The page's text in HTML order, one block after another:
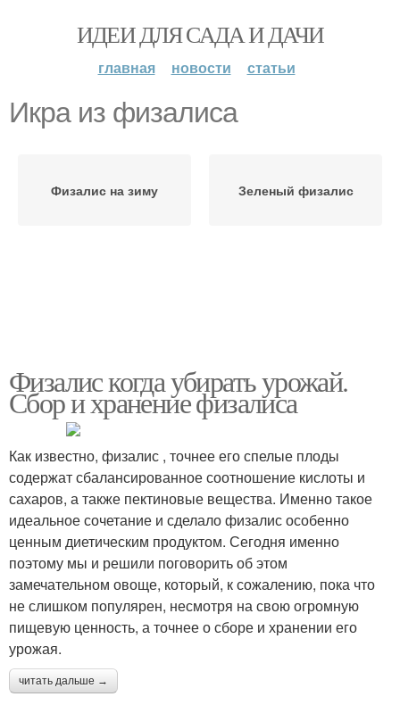
ИДЕИ ДЛЯ САДА И ДАЧИ
главная новости статьи
Икра из физалиса
Физалис на зиму Зеленый физалис
Физалис когда убирать урожай.
Сбор и хранение физалиса
Как известно, физалис , точнее его спелые плоды
содержат сбалансированное соотношение кислоты и
сахаров, а также пектиновые вещества. Именно такое
идеальное сочетание и сделало физалис особенно
ценным диетическим продуктом. Сегодня именно
поэтому мы и решили поговорить об этом
замечательном овоще, который, к сожалению, пока что
не слишком популярен, несмотря на свою огромную
пищевую ценность, а точнее о сборе и хранении его
урожая.
читать дальше →